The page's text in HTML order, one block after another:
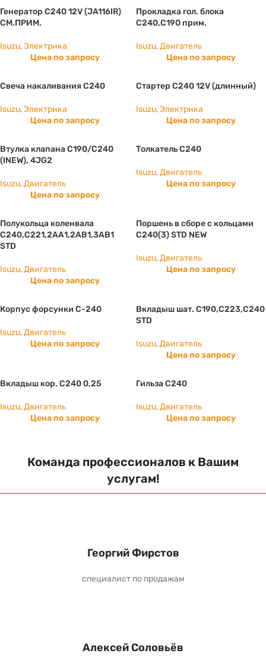
Генератор С240 12V (JA116IR)
СМ.ПРИМ.
Isuzu,Электрика
Цена по запросу
Прокладка гол. блока
C240,C190 прим.
Isuzu,Двигатель
Цена по запросу
Свеча накаливания С240
Isuzu,Электрика
Цена по запросу
Стартер С240 12V (длинный)
Isuzu,Электрика
Цена по запросу
Втулка клапана С190/C240
(INEW), 4JG2
Isuzu,Двигатель
Цена по запросу
Толкатель С240
Isuzu,Двигатель
Цена по запросу
Полукольца коленвала
С240,С221,2АА1,2АВ1,3АВ1
STD
Isuzu,Двигатель
Цена по запросу
Поршень в сборе с кольцами
C240(3) STD NEW
Isuzu,Двигатель
Цена по запросу
Корпус форсунки С-240
Isuzu,Двигатель
Цена по запросу
Вкладыш шат. C190,C223,C240
STD
Isuzu,Двигатель
Цена по запросу
Вкладыш кор. C240 0,25
Isuzu,Двигатель
Цена по запросу
Гильза С240
Isuzu,Двигатель
Цена по запросу
Команда профессионалов к Вашим
услугам!
Георгий Фирстов
специалист по продажам
Алексей Соловьёв